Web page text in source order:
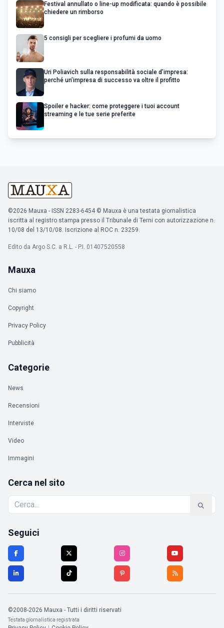
Festival annullato o line-up modificata: quando è possibile
chiedere un rimborso
5 consigli per scegliere i profumi da uomo
Uri Poliavich sulla responsabilità sociale d’impresa:
perché un’impresa di successo va oltre il profitto
Spoiler e hacker: come proteggere i tuoi account
streaming e le tue serie preferite
©2026 Mauxa - ISSN 2283-6454 © Mauxa è una testata giornalistica
iscritta al registro stampa presso il Tribunale di Terni con autorizzazione n.
10/08 del 13/10/08. Iscrizione al ROC n. 23259.
Edito da Argo S.C. a R.L. - P.I. 01407520558
Mauxa
Chi siamo
Copyright
Privacy Policy
Pubblicità
Categorie
News
Recensioni
Interviste
Video
Immagini
Cerca nel sito
Seguici
©2008-2026 Mauxa - Tutti i diritti riservati
Testata giornalistica registrata